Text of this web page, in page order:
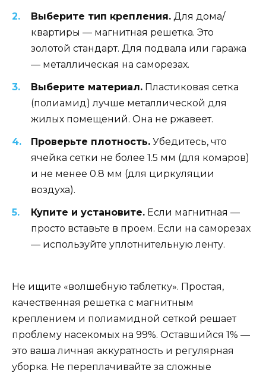
Выберите тип крепления. Для дома/
квартиры — магнитная решетка. Это
золотой стандарт. Для подвала или гаража
— металлическая на саморезах.
Выберите материал. Пластиковая сетка
(полиамид) лучше металлической для
жилых помещений. Она не ржавеет.
Проверьте плотность. Убедитесь, что
ячейка сетки не более 1.5 мм (для комаров)
и не менее 0.8 мм (для циркуляции
воздуха).
Купите и установите. Если магнитная —
просто вставьте в проем. Если на саморезах
— используйте уплотнительную ленту.
Не ищите «волшебную таблетку». Простая,
качественная решетка с магнитным
креплением и полиамидной сеткой решает
проблему насекомых на 99%. Оставшийся 1% —
это ваша личная аккуратность и регулярная
уборка. Не переплачивайте за сложные